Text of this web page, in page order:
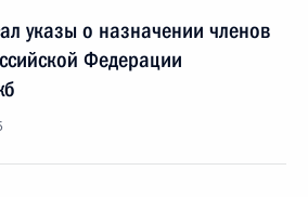
указы о назначении членов
Федерации